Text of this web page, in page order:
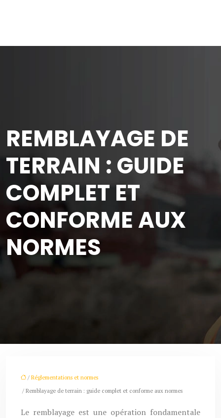
REMBLAYAGE DE
TERRAIN : GUIDE
COMPLET ET
CONFORME AUX
NORMES
/ Réglementations et normes
/ Remblayage de terrain : guide complet et conforme aux normes
Le remblayage est une opération fondamentale